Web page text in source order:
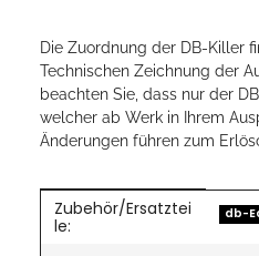
Die Zuordnung der DB-Killer
Technischen Zeichnung der
beachten Sie, dass nur der
welcher ab Werk in Ihrem
Änderungen führen zum
Produkteigenschaft
Wert
Zubehör/Ersatztei
le:
db-